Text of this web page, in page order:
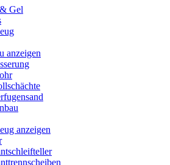
Gel
anzeigen
anzeigen